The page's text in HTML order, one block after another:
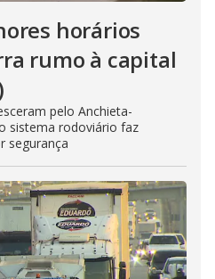
horários
rumo à capital
pelo Anchieta-
sistema rodoviário faz
segurança